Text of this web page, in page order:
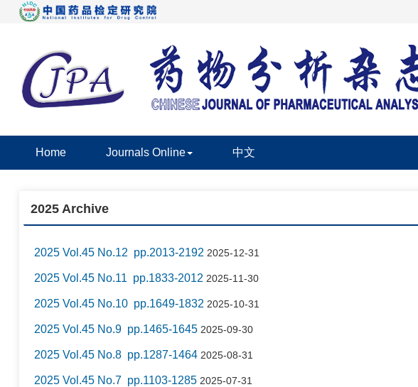
Home Journals Online 中文
2025 Archive
2025 Vol.45 No.12 pp.2013-2192 2025-12-31
2025 Vol.45 No.11 pp.1833-2012 2025-11-30
2025 Vol.45 No.10 pp.1649-1832 2025-10-31
2025 Vol.45 No.9 pp.1465-1645 2025-09-30
2025 Vol.45 No.8 pp.1287-1464 2025-08-31
2025 Vol.45 No.7 pp.1103-1285 2025-07-31